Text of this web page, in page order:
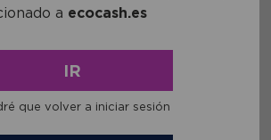
a ecocash.es
IR
que volver a iniciar sesión